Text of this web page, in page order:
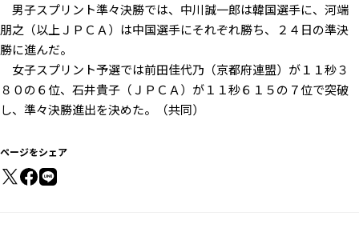
男子スプリント準々決勝では、中川誠一郎は韓国選手に、河端
朋之（以上ＪＰＣＡ）は中国選手にそれぞれ勝ち、２４日の準決
勝に進んだ。
女子スプリント予選では前田佳代乃（京都府連盟）が１１秒３
８０の６位、石井貴子（ＪＰＣＡ）が１１秒６１５の７位で突破
し、準々決勝進出を決めた。（共同）
ページをシェア